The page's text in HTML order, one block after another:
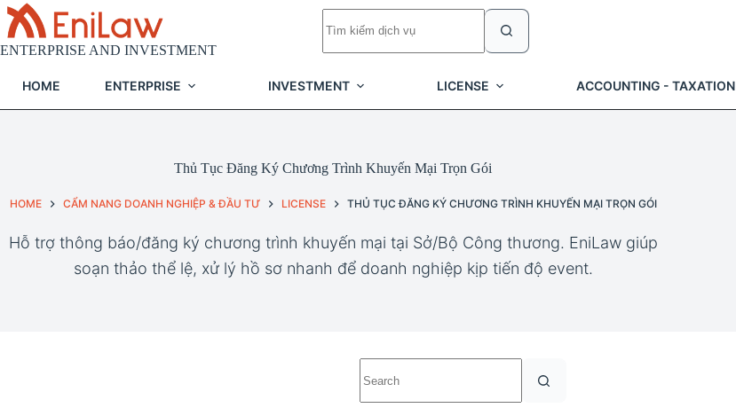
Skip
content
ENTERPRISE AND INVESTMENT
results
HOME ENTERPRISE INVESTMENT LICENSE ACCOUNTING - TAXATION
Thủ Tục Đăng Ký Chương Trình Khuyến Mại Trọn Gói
HOME CẨM NANG DOANH NGHIỆP & ĐẦU TƯ LICENSE THỦ TỤC ĐĂNG KÝ CHƯƠNG TRÌNH KHUYẾN MẠI TRỌN GÓI
Hỗ trợ thông báo/đăng ký chương trình khuyến mại tại Sở/Bộ Công thương. EniLaw giúp
soạn thảo thể lệ, xử lý hồ sơ nhanh để doanh nghiệp kịp tiến độ event.
results